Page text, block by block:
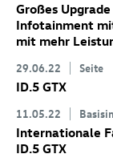
Großes
Infotainment
mit mehr
29.06.22 Seite
ID.5 GTX
11.05.22
Internationale
ID.5 GTX